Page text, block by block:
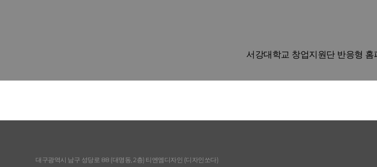
서강대학교 창업지원단 반응형 홈
대구광역시 남구 성당로 88 (대명동, 2층) 티엔엠디자인 (디자인쏘다)